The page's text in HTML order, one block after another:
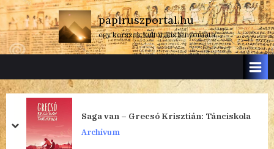
Skip
to
content
papiruszportal.hu
egy korszak kulturális lenyomata
Saga van – Grecsó Krisztián: Tánciskola
Archívum
prev
next